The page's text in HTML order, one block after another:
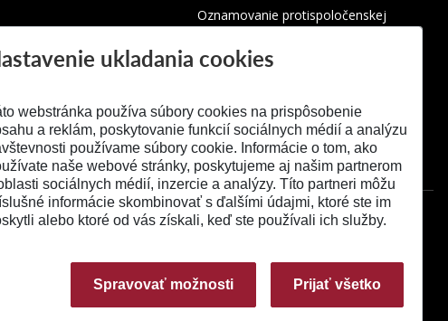
Oznamovanie protispoločenskej
ukladania cookies
webstránka používa súbory cookies na prispôsobenie
a reklám, poskytovanie funkcií sociálnych médií a analýzu
používame súbory cookie. Informácie o tom, ako
naše webové stránky, poskytujeme aj našim partnerom
sociálnych médií, inzercie a analýzy. Títo partneri môžu
informácie skombinovať s ďalšími údajmi, ktoré ste im
alebo ktoré od vás získali, keď ste používali ich služby.
Spravovať možnosti Prijať všetko